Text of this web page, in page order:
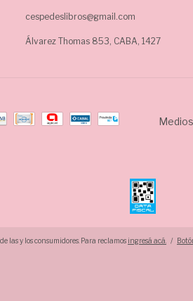
cespedeslibros@gmail.com
Álvarez Thomas 853, CABA, 1427
las y los consumidores. Para reclamos ingresá acá. /